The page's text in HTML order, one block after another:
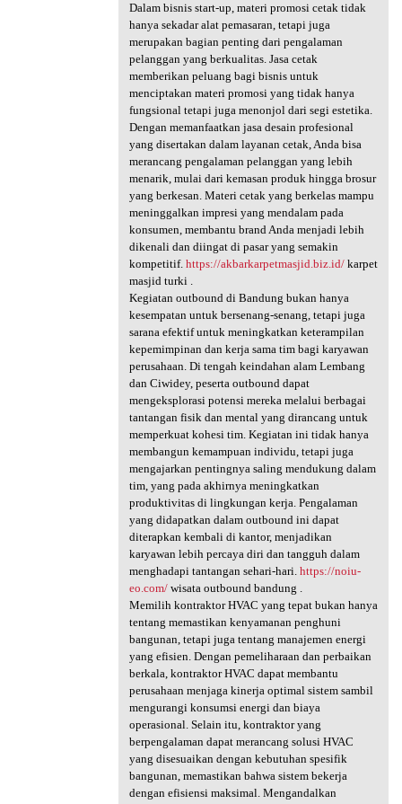
Dalam bisnis start-up, materi promosi cetak tidak
hanya sekadar alat pemasaran, tetapi juga
merupakan bagian penting dari pengalaman
pelanggan yang berkualitas. Jasa cetak
memberikan peluang bagi bisnis untuk
menciptakan materi promosi yang tidak hanya
fungsional tetapi juga menonjol dari segi estetika.
Dengan memanfaatkan jasa desain profesional
yang disertakan dalam layanan cetak, Anda bisa
merancang pengalaman pelanggan yang lebih
menarik, mulai dari kemasan produk hingga brosur
yang berkesan. Materi cetak yang berkelas mampu
meninggalkan impresi yang mendalam pada
konsumen, membantu brand Anda menjadi lebih
dikenali dan diingat di pasar yang semakin
kompetitif. https://akbarkarpetmasjid.biz.id/karpet
masjid turki .
Kegiatan outbound di Bandung bukan hanya
kesempatan untuk bersenang-senang, tetapi juga
sarana efektif untuk meningkatkan keterampilan
kepemimpinan dan kerja sama tim bagi karyawan
perusahaan. Di tengah keindahan alam Lembang
dan Ciwidey, peserta outbound dapat
mengeksplorasi potensi mereka melalui berbagai
tantangan fisik dan mental yang dirancang untuk
memperkuat kohesi tim. Kegiatan ini tidak hanya
membangun kemampuan individu, tetapi juga
mengajarkan pentingnya saling mendukung dalam
tim, yang pada akhirnya meningkatkan
produktivitas di lingkungan kerja. Pengalaman
yang didapatkan dalam outbound ini dapat
diterapkan kembali di kantor, menjadikan
karyawan lebih percaya diri dan tangguh dalam
menghadapi tantangan sehari-hari. https://noiu-
eo.com/wisata outbound bandung .
Memilih kontraktor HVAC yang tepat bukan hanya
tentang memastikan kenyamanan penghuni
bangunan, tetapi juga tentang manajemen energi
yang efisien. Dengan pemeliharaan dan perbaikan
berkala, kontraktor HVAC dapat membantu
perusahaan menjaga kinerja optimal sistem sambil
mengurangi konsumsi energi dan biaya
operasional. Selain itu, kontraktor yang
berpengalaman dapat merancang solusi HVAC
yang disesuaikan dengan kebutuhan spesifik
bangunan, memastikan bahwa sistem bekerja
dengan efisiensi maksimal. Mengandalkan